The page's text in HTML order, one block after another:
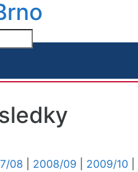
08 2008/09 2009/10